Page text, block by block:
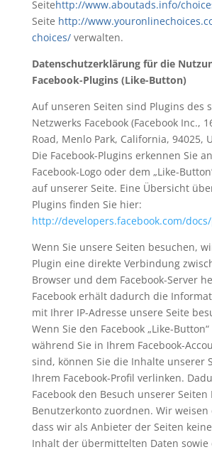
Seitehttp://www.aboutads.info/
Seite http://
choices/ verwalten.
Datenschutzerklärung für die
Facebook-Plugins (Like-Button)
Auf unseren Seiten sind Plugins des
Netzwerks Facebook (Facebook Inc.,
Road, Menlo Park, California, 94025,
Die Facebook-Plugins erkennen Sie
Facebook-Logo oder dem „Like-
auf unserer Seite. Eine Übersicht
Plugins finden Sie hier:
http://developers.facebook.com/
Wenn Sie unsere Seiten besuchen,
Plugin eine direkte Verbindung
Browser und dem Facebook-Server
Facebook erhält dadurch die
mit Ihrer IP-Adresse unsere Seite
Wenn Sie den Facebook „Like-
während Sie in Ihrem Facebook-
sind, können Sie die Inhalte unserer
Ihrem Facebook-Profil verlinken.
Facebook den Besuch unserer Seiten
Benutzerkonto zuordnen. Wir
dass wir als Anbieter der Seiten
Inhalt der übermittelten Daten